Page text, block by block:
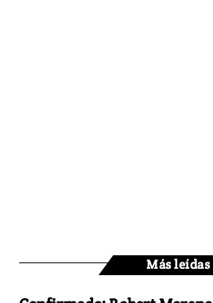
Más leídas